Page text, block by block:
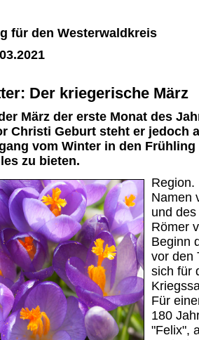
für den Westerwaldkreis
Der kriegerische März
März der erste Monat des
Christi Geburt steht er jedoch
vom Winter in den Frühling
zu bieten.
Region.
Namen
und
Römer
Beginn
vor den
sich für
Für
180
"Felix",